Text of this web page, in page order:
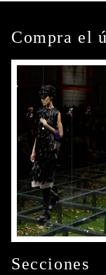
Compra el
Secciones